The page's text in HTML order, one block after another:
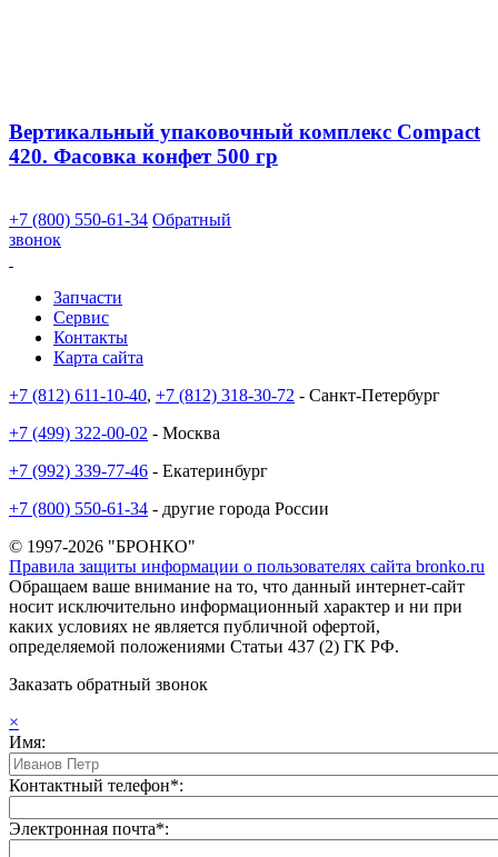
Вертикальный упаковочный комплекс Compact
420. Фасовка конфет 500 гр
+7 (800) 550-61-34 Обратный
звонок
Запчасти
Сервис
Контакты
Карта сайта
+7 (812) 611-10-40, +7 (812) 318-30-72 - Санкт-Петербург
+7 (499) 322-00-02 - Москва
+7 (992) 339-77-46 - Екатеринбург
+7 (800) 550-61-34 - другие города России
© 1997-2026 "БРОНКО"
Правила защиты информации о пользователях сайта bronko.ru
Обращаем ваше внимание на то, что данный интернет-сайт
носит исключительно информационный характер и ни при
каких условиях не является публичной офертой,
определяемой положениями Статьи 437 (2) ГК РФ.
Заказать обратный звонок
×
Имя:
Контактный телефон*:
Электронная почта*: